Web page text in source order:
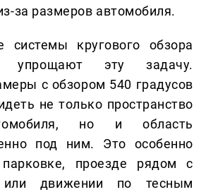
за размеров автомобиля.
системы кругового обзора
упрощают эту задачу.
с обзором 540 градусов
не только пространство
но и область
под ним. Это особенно
проезде рядом с
движении по тесным